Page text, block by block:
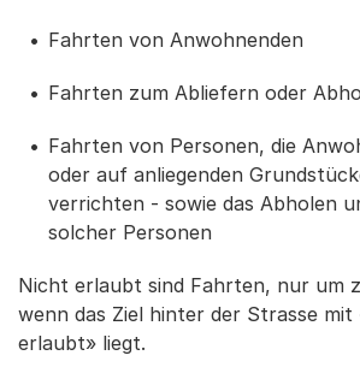
Fahrten von Anwohnenden
Fahrten zum Abliefern oder
Fahrten von Personen, die
oder auf anliegenden
verrichten - sowie das Abholen
solcher Personen
Nicht erlaubt sind Fahrten, nur um
wenn das Ziel hinter der Strasse mit
erlaubt» liegt.